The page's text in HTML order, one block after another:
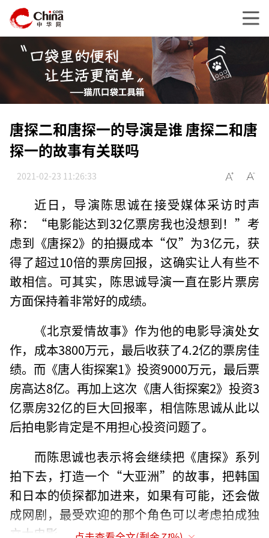
唐探二和唐探一的导演是谁 唐探二和唐
探一的故事有关联吗
2021-02-23 11:26:33
近日，导演陈思诚在接受媒体采访时声
称：“电影能达到32亿票房我也没想到！”考
虑到《唐探2》的拍摄成本“仅”为3亿元，获
得了超过10倍的票房回报，这确实让人有些不
敢相信。可其实，陈思诚导演一直在影片票房
方面保持着非常好的成绩。
《北京爱情故事》作为他的电影导演处女
作，成本3800万元，最后收获了4.2亿的票房佳
绩。而《唐人街探案1》投资9000万元，最后票
房高达8亿。再加上这次《唐人街探案2》投资3
亿票房32亿的巨大回报率，相信陈思诚从此以
后拍电影肯定是不用担心投资问题了。
而陈思诚也表示将会继续把《唐探》系列
拍下去，打造一个“大亚洲”的故事，把韩国
和日本的侦探都加进来，如果有可能，还会做
成网剧，最受欢迎的那个角色可以考虑拍成独
立大电影。